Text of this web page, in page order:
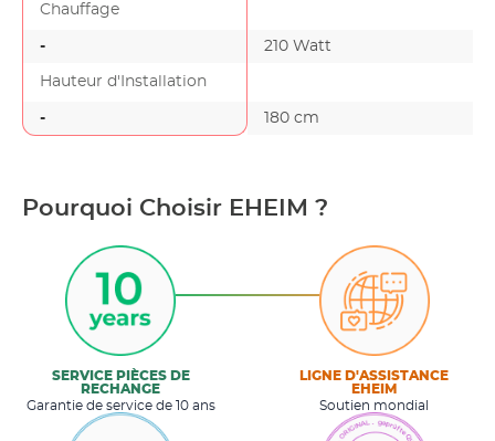
Chauffage
- 210 Watt
Hauteur d'Installation
- 180 cm
Pourquoi Choisir EHEIM ?
SERVICE PIÈCES DE
RECHANGE
Garantie de service de 10 ans
LIGNE D'ASSISTANCE
EHEIM
Soutien mondial